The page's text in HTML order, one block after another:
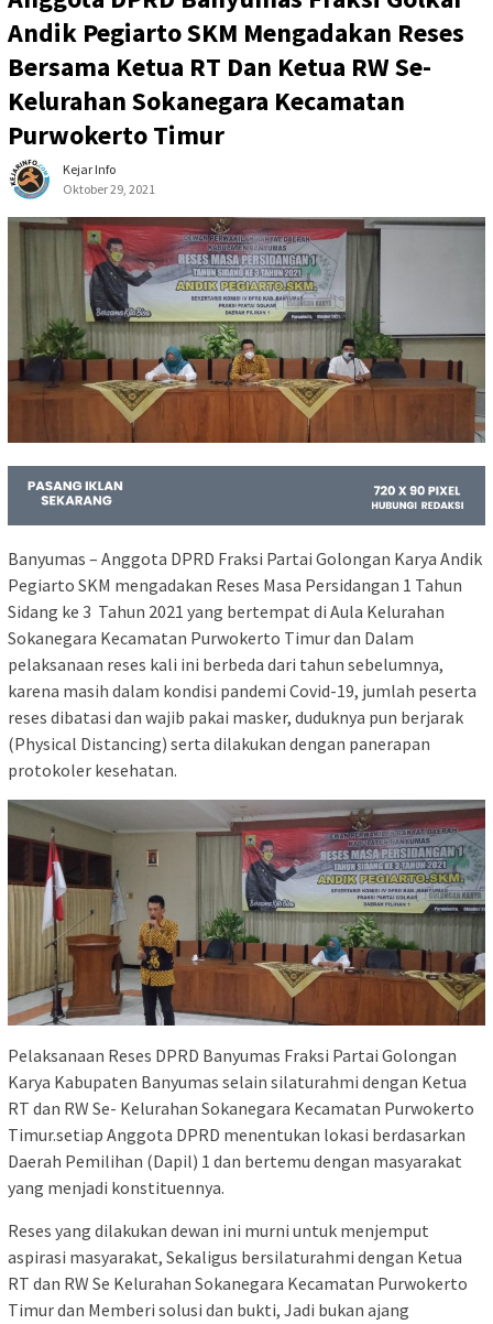
Andik Pegiarto SKM Mengadakan Reses
Bersama Ketua RT Dan Ketua RW Se-
Kelurahan Sokanegara Kecamatan
Purwokerto Timur
Kejar Info
Oktober 29, 2021
Banyumas – Anggota DPRD Fraksi Partai Golongan Karya Andik
Pegiarto SKM mengadakan Reses Masa Persidangan 1 Tahun
Sidang ke 3 Tahun 2021 yang bertempat di Aula Kelurahan
Sokanegara Kecamatan Purwokerto Timur dan Dalam
pelaksanaan reses kali ini berbeda dari tahun sebelumnya,
karena masih dalam kondisi pandemi Covid-19, jumlah peserta
reses dibatasi dan wajib pakai masker, duduknya pun berjarak
(Physical Distancing) serta dilakukan dengan panerapan
protokoler kesehatan.
Pelaksanaan Reses DPRD Banyumas Fraksi Partai Golongan
Karya Kabupaten Banyumas selain silaturahmi dengan Ketua
RT dan RW Se- Kelurahan Sokanegara Kecamatan Purwokerto
Timur.setiap Anggota DPRD menentukan lokasi berdasarkan
Daerah Pemilihan (Dapil) 1 dan bertemu dengan masyarakat
yang menjadi konstituennya.
Reses yang dilakukan dewan ini murni untuk menjemput
aspirasi masyarakat, Sekaligus bersilaturahmi dengan Ketua
RT dan RW Se Kelurahan Sokanegara Kecamatan Purwokerto
Timur dan Memberi solusi dan bukti, Jadi bukan ajang